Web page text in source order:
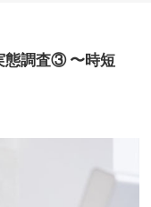
態調査③ 〜時短